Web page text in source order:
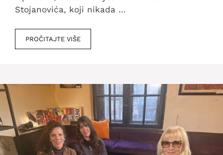
Stojanovića, koji nikada …
PROČITAJTE VIŠE